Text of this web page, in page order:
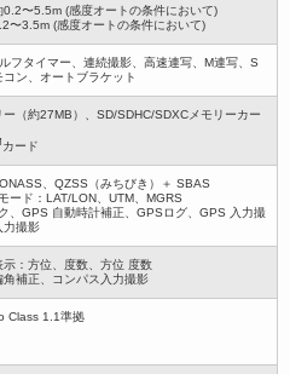
0.2〜5.5m (感度オートの条件において)
〜3.5m (感度オートの条件において)
フタイマー、連続撮影、高速連写、M連写、S
ン、オートブラケット
ー（約27MB）、SD/SDHC/SDXCメモリーカー
カード
、QZSS（みちびき）＋ SBAS
ード：LAT/LON、UTM、MGRS
、GPS 自動時計補正、GPSログ、GPS 入力撮
力撮影
示：方位、度数、方位 度数
角補正、コンパス入力撮影
Class 1.1準拠